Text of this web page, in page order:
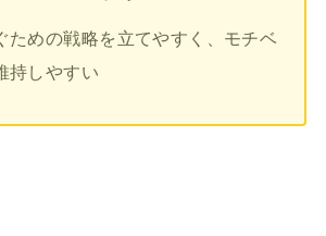
ための戦略を立てやすく、モチベ
持しやすい